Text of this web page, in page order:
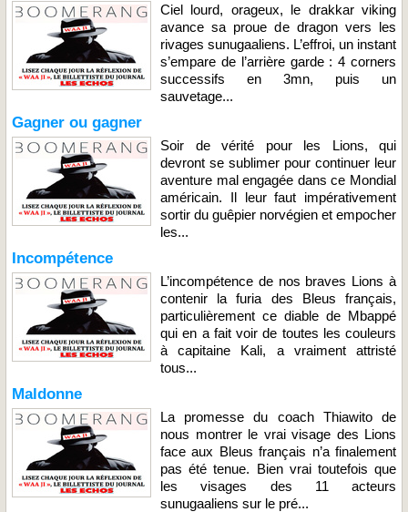
Ciel lourd, orageux, le drakkar viking
avance sa proue de dragon vers les
rivages sunugaaliens. L’effroi, un instant
s’empare de l’arrière garde : 4 corners
successifs en 3mn, puis un
sauvetage...
Gagner ou gagner
Soir de vérité pour les Lions, qui
devront se sublimer pour continuer leur
aventure mal engagée dans ce Mondial
américain. Il leur faut impérativement
sortir du guêpier norvégien et empocher
les...
Incompétence
L’incompétence de nos braves Lions à
contenir la furia des Bleus français,
particulièrement ce diable de Mbappé
qui en a fait voir de toutes les couleurs
à capitaine Kali, a vraiment attristé
tous...
Maldonne
La promesse du coach Thiawito de
nous montrer le vrai visage des Lions
face aux Bleus français n’a finalement
pas été tenue. Bien vrai toutefois que
les visages des 11 acteurs
sunugaaliens sur le pré...